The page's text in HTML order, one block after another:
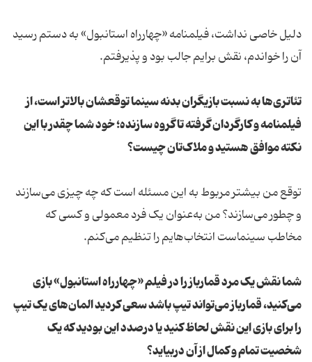
دلیل خاصی نداشت، فیلمنامه «چهارراه استانبول» به دستم رسید
آن را خواندم، نقش برایم جالب بود و پذیرفتم.
تئاتری‌‌ها به نسبت بازیگران بدنه سینما توقعشان بالاتر است، از
فیلمنامه و کارگردان گرفته تا گروه سازنده؛ خود شما چقدر با این
نکته موافق هستید و ملاک‌تان چیست؟
توقع من بیشتر مربوط به این مسئله است که چه چیزی می‌سازند
و چطور می‌سازند؟ من به‌عنوان یک فرد معمولی و کسی که
مخاطب سینماست انتخاب‌‌هایم را تنظیم می‌کنم.
شما نقش یک مرد قمارباز را در فیلم «چهارراه استانبول» بازی
می‌کنید، قمارباز می‌تواند تیپ باشد سعی کردید المان‌‌های یک تیپ
را برای بازی این نقش لحاظ کنید یا درصدد این بودید که یک
شخصیت تمام و کمال از آن دربیاید؟